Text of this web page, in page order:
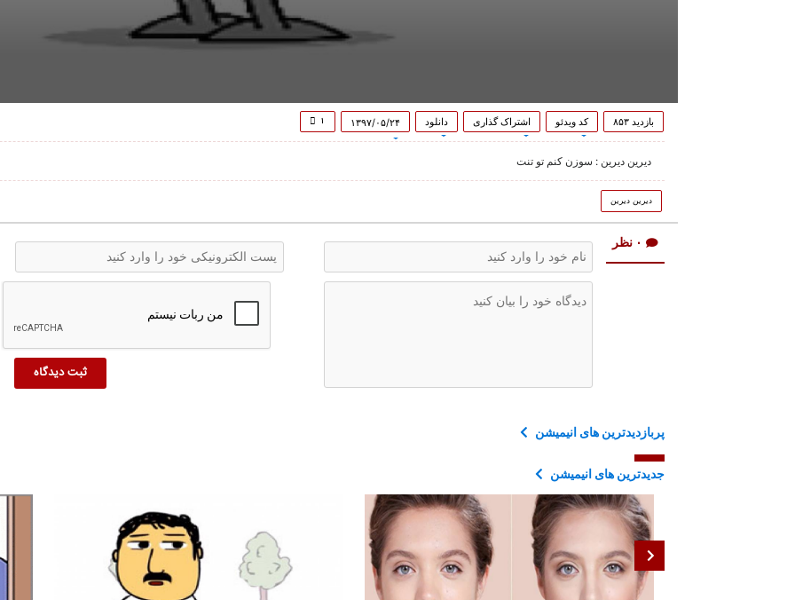
بازدید ۸۵۳ کد ویدئو اشتراک گذاری دانلود ۱۳۹۷/۰۵/۲۴ ۱
دیرین دیرین : سوزن کنم تو تنت
دیرین دیرین
۰ نظر
پربازدیدترین های انیمیشن
جدیدترین های انیمیشن